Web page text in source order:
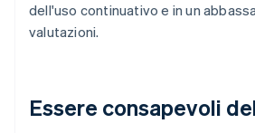
dell'uso continuativo e in un
valutazioni.
Essere consapevoli